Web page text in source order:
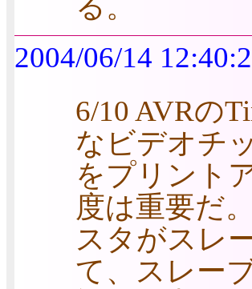
2004/06/14
6/10 AVRの
なビデオチ
をプリント
度は重要だ
スタがスレ
て、スレー